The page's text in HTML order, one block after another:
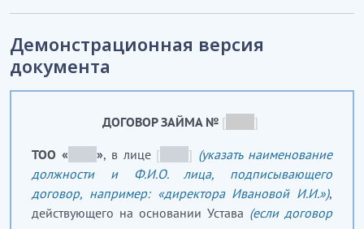
Демонстрационная версия
документа
ДОГОВОР ЗАЙМА № [
]
ТОО «
», в лице [ ] (указать наименование
должности и Ф.И.О. лица, подписывающего
договор, например: «директора Ивановой И.И.»),
действующего на основании Устава (если договор